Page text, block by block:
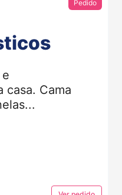
Pedido
casa. Cama